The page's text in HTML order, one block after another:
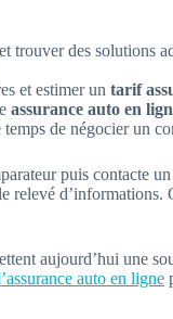
trouver des solutions
et estimer un tarif
assurance auto en
de négocier un
puis contacte
relevé d’informations.
aujourd’hui une
auto en ligne